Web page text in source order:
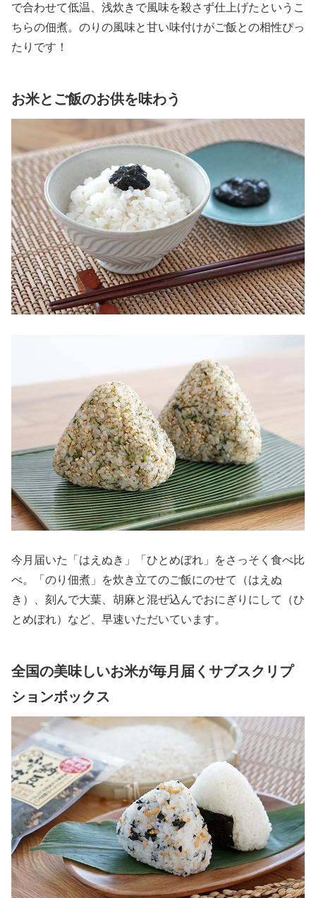
で合わせて低温、浅炊きで風味を殺さず仕上げたというこ
ちらの佃煮。のりの風味と甘い味付けがご飯との相性ぴっ
たりです！
お米とご飯のお供を味わう
今月届いた「はえぬき」「ひとめぼれ」をさっそく食べ比
べ。「のり佃煮」を炊き立てのご飯にのせて（はえぬ
き）、刻んで大葉、胡麻と混ぜ込んでおにぎりにして（ひ
とめぼれ）など、早速いただいています。
全国の美味しいお米が毎月届くサブスクリプ
ションボックス